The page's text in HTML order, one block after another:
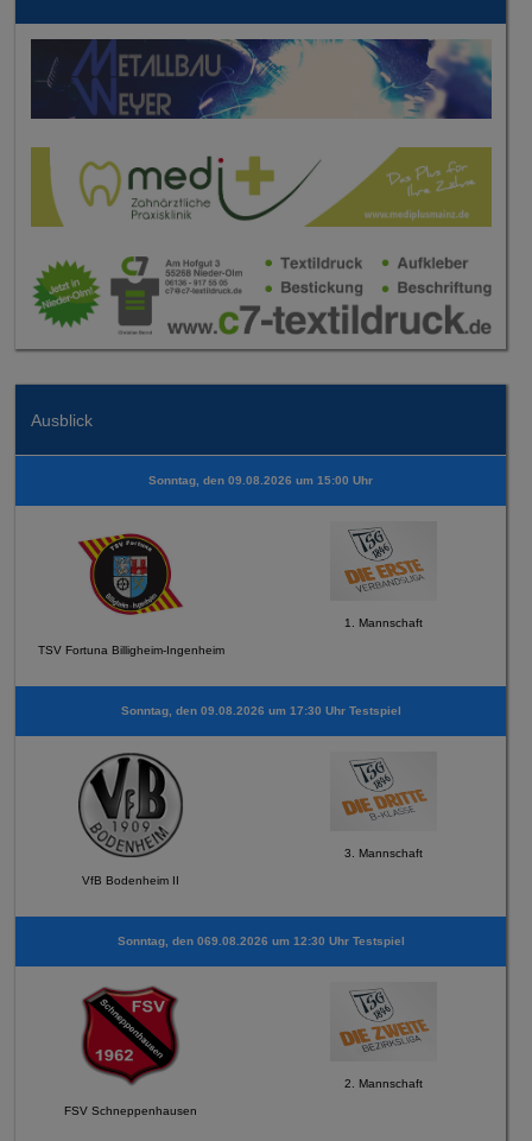
Ausblick
Sonntag, den 09.08.2026 um 15:00 Uhr
TSV Fortuna Billigheim-Ingenheim
1. Mannschaft
Sonntag, den 09.08.2026 um 17:30 Uhr Testspiel
VfB Bodenheim II
3. Mannschaft
Sonntag, den 069.08.2026 um 12:30 Uhr Testspiel
FSV Schneppenhausen
2. Mannschaft